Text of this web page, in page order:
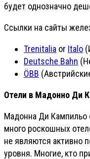
будет однозначно
Ссылки на сайты
Trenitalia or Italo
Deutsche Bahn
ÖBB
Отели в Мадонно Ди
Мадонна Ди Кампильо
много роскошных
не являются активно
уровня. Многие, кто